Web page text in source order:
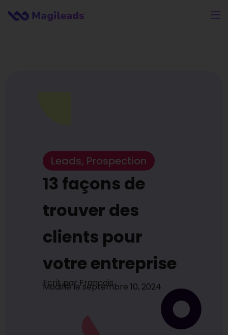
Leads, Prospection
13 façons de
trouver des
clients pour
votre entreprise
Ecrit parFrancois
Modifié le septembre 10, 2024